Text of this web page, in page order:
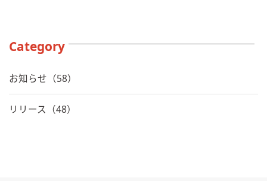
Category
お知らせ（58）
リリース（48）